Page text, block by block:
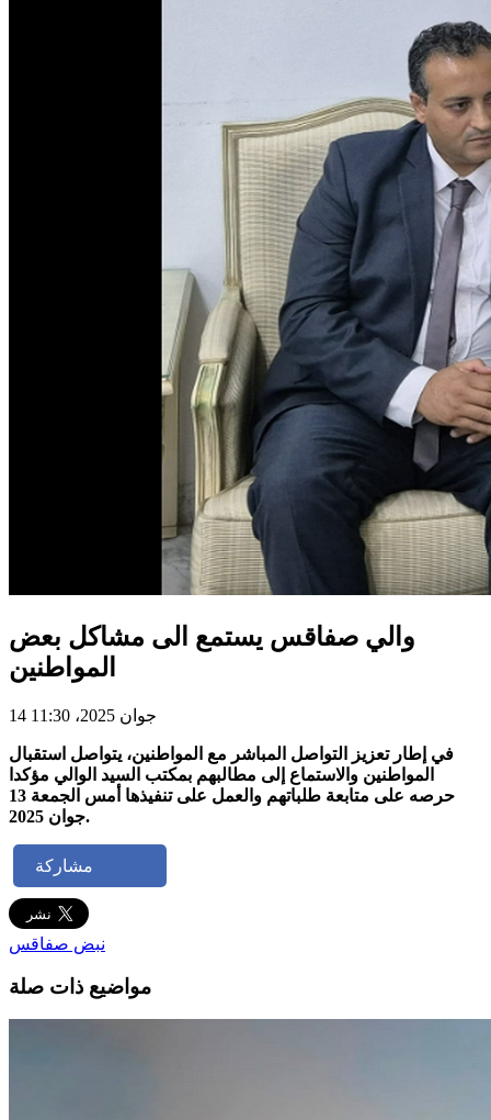
والي صفاقس يستمع الى مشاكل بعض
المواطنين
14 جوان 2025، 11:30
في إطار تعزيز التواصل المباشر مع المواطنين، يتواصل استقبال
المواطنين والاستماع إلى مطالبهم بمكتب السيد الوالي مؤكدا
حرصه على متابعة طلباتهم والعمل على تنفيذها أمس الجمعة 13
جوان 2025.
مشاركة
نبض صفاقس
مواضيع ذات صلة